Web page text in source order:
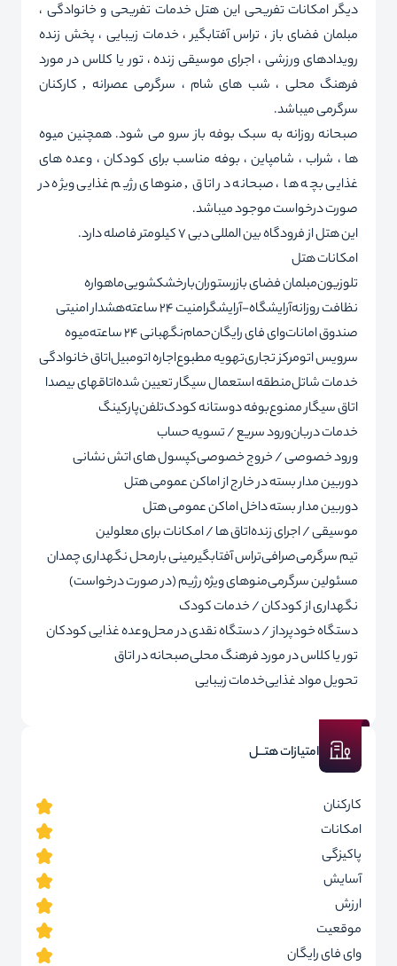
دیگر امکانات تفریحی این هتل خدمات تفریحی و خانوادگی ،
مبلمان فضای باز ، تراس آفتابگیر ، خدمات زیبایی ، پخش زنده
رویدادهای ورزشی ، اجرای موسیقی زنده ، تور یا کلاس در مورد
فرهنگ محلی ، شب های شام ، سرگرمی عصرانه , کارکنان
سرگرمی میباشد.
صبحانه روزانه به سبک بوفه باز سرو می شود. همچنین میوه
ها ، شراب ، شامپاین ، بوفه مناسب برای کودکان ، وعده های
غذایی بچه ها ، صبحانه در اتاق , منوهای رژیم غذایی ویژه در
صورت درخواست موجود میباشد.
این هتل از فرودگاه بین المللی دبی 7 کیلومتر فاصله دارد.
امکانات هتل
تلوزیونمبلمان فضای بازرستورانبارخشکشوییماهواره
نظافت روزانهآرایشگاه-آرایشگرامنیت 24 ساعته
هشدار امنیتی
صندوق اماناتوای فای رایگانحمامنگهبانی 24 ساعته
میوه
سرویس اتومرکز تجاریتهویه مطبوعاجاره اتومبیلاتاق خانوادگی
خدمات شاتلمنطقه استعمال سیگار تعیین شدهاتاقهای بیصدا
اتاق سیگار ممنوعبوفه دوستانه کودکتلفنپارکینگ
خدمات دربانورود سریع / تسویه حساب
ورود خصوصی / خروج خصوصیکپسول های اتش نشانی
دوربین مدار بسته در خارج از اماکن عمومی هتل
دوربین مدار بسته داخل اماکن عمومی هتل
موسیقی / اجرای زندهاتاق ها / امکانات برای معلولین
تیم سرگرمیصرافیتراس آفتابگیرمینی بارمحل نگهداری چمدان
مسئولین سرگرمیمنوهای ویژه رژیم (در صورت درخواست)
نگهداری از کودکان / خدمات کودک
دستگاه خودپرداز / دستگاه نقدی در محلوعده غذایی کودکان
تور یا کلاس در مورد فرهنگ محلیصبحانه در اتاق
تحویل مواد غذاییخدمات زیبایی
امتیازات هتــل
کارکنان
امکانات
پاکیزگی
آسایش
ارزش
موقعیت
وای فای رایگان